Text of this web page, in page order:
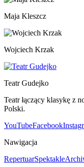
Maja Kleszcz
Wojciech Krzak
Teatr Gudejko
Teatr łączący klasykę z
Polski.
YouTubeFacebook
Nawigacja
RepertuarSpektakle